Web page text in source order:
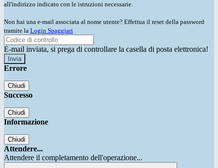
all'indirizzo indicato con le istruzioni necessarie.
Non hai una e-mail associata al nome utente? Effettua il reset della password
tramite la Login Spaggiari
E-mail inviata, si prega di controllare la casella di posta elettronica!
Errore
Chiudi
Successo
Chiudi
Informazione
Chiudi
Attendere...
Attendere il completamento dell'operazione...